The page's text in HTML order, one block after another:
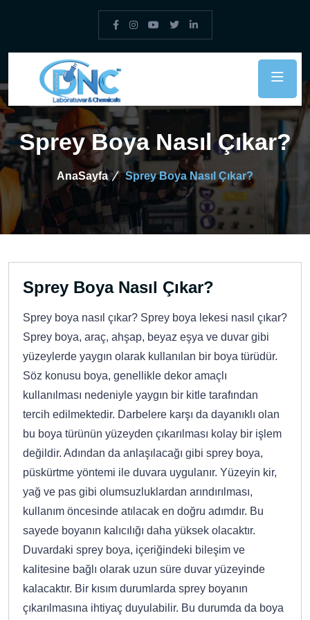
Sprey Boya Nasıl Çıkar?
AnaSayfa Sprey Boya Nasıl Çıkar?
Sprey Boya Nasıl Çıkar?
Sprey boya nasıl çıkar? Sprey boya lekesi nasıl çıkar?
Sprey boya, araç, ahşap, beyaz eşya ve duvar gibi
yüzeylerde yaygın olarak kullanılan bir boya türüdür.
Söz konusu boya, genellikle dekor amaçlı
kullanılması nedeniyle yaygın bir kitle tarafından
tercih edilmektedir. Darbelere karşı da dayanıklı olan
bu boya türünün yüzeyden çıkarılması kolay bir işlem
değildir. Adından da anlaşılacağı gibi sprey boya,
püskürtme yöntemi ile duvara uygulanır. Yüzeyin kir,
yağ ve pas gibi olumsuzluklardan arındırılması,
kullanım öncesinde atılacak en doğru adımdır. Bu
sayede boyanın kalıcılığı daha yüksek olacaktır.
Duvardaki sprey boya, içeriğindeki bileşim ve
kalitesine bağlı olarak uzun süre duvar yüzeyinde
kalacaktır. Bir kısım durumlarda sprey boyanın
çıkarılmasına ihtiyaç duyulabilir. Bu durumda da boya